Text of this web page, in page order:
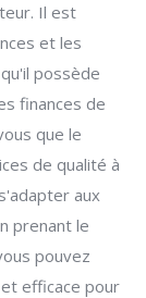
Il est
et les
possède
finances de
que le
de qualité à
aux
prenant le
pouvez
efficace pour